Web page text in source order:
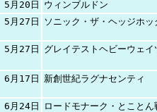
5月20日
ウィンブルドン
5月27日
ソニック・ザ・ヘッジホッ
5月27日 グレイテストヘビーウェイ
6月17日 新創世紀ラグナセンティ
6月24日 ロードモナーク・とことん